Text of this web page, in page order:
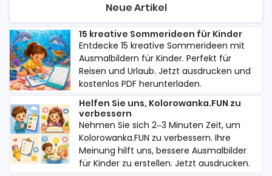
Neue Artikel
15 kreative Sommerideen für Kinder
Entdecke 15 kreative Sommerideen mit
Ausmalbildern für Kinder. Perfekt für
Reisen und Urlaub. Jetzt ausdrucken und
kostenlos PDF herunterladen.
Helfen Sie uns, Kolorowanka.FUN zu
verbessern
Nehmen Sie sich 2–3 Minuten Zeit, um
Kolorowanka.FUN zu verbessern. Ihre
Meinung hilft uns, bessere Ausmalbilder
für Kinder zu erstellen. Jetzt ausdrucken.